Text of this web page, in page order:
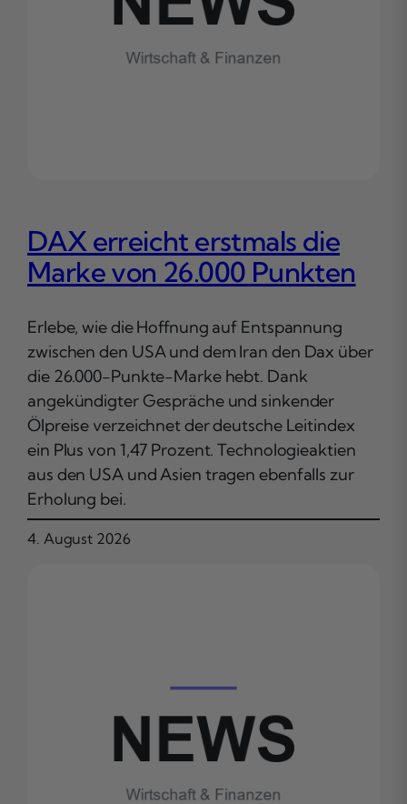
DAX erreicht erstmals die
Marke von 26.000 Punkten
Erlebe, wie die Hoffnung auf Entspannung
zwischen den USA und dem Iran den Dax über
die 26.000-Punkte-Marke hebt. Dank
angekündigter Gespräche und sinkender
Ölpreise verzeichnet der deutsche Leitindex
ein Plus von 1,47 Prozent. Technologieaktien
aus den USA und Asien tragen ebenfalls zur
Erholung bei.
4. August 2026